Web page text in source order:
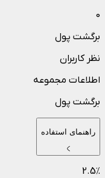
0
برگشت پول
نظر کاربران
اطلاعات مجموعه
برگشت پول
راهنمای استفاده
2.5٪